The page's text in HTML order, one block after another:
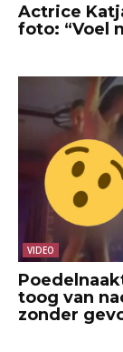
Actrice
foto: “Voel
VIDEO
toog van
zonder